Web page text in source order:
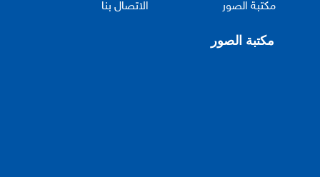
مكتبة الصور
الاتصال بنا